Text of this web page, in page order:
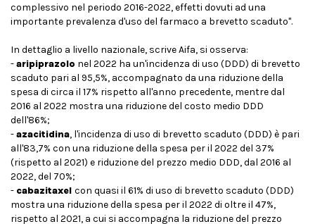
complessivo nel periodo 2016-2022, effetti dovuti ad una
importante prevalenza d'uso del farmaco a brevetto scaduto".
In dettaglio a livello nazionale, scrive Aifa, si osserva:
-aripiprazolo nel 2022 ha un'incidenza di uso (DDD) di brevetto
scaduto pari al 95,5%, accompagnato da una riduzione della
spesa di circa il 17% rispetto all'anno precedente, mentre dal
2016 al 2022 mostra una riduzione del costo medio DDD
dell'86%;
-azacitidina, l'incidenza di uso di brevetto scaduto (DDD) è pari
all'83,7% con una riduzione della spesa per il 2022 del 37%
(rispetto al 2021) e riduzione del prezzo medio DDD, dal 2016 al
2022, del 70%;
- cabazitaxel con quasi il 61% di uso di brevetto scaduto (DDD)
mostra una riduzione della spesa per il 2022 di oltre il 47%,
rispetto al 2021, a cui si accompagna la riduzione del prezzo